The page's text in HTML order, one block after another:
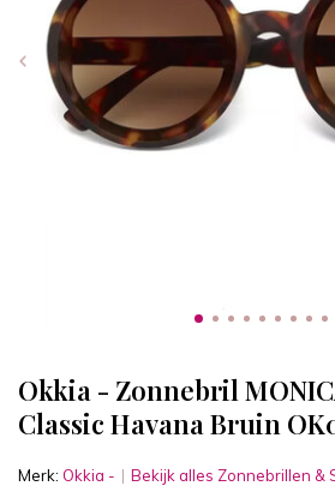
Okkia - Zonnebril
Classic Havana Bruin
Merk: Okkia - Bekijk alles Zonnebrillen &